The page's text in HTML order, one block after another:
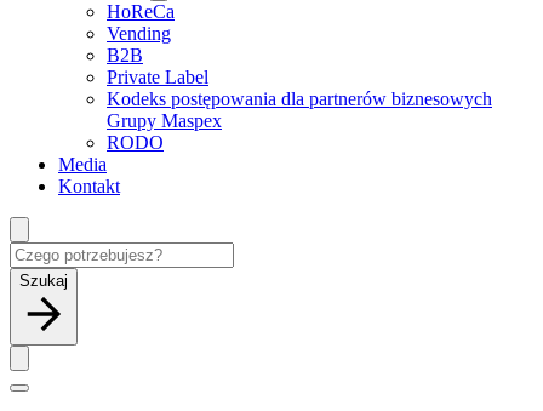
HoReCa
Vending
B2B
Private Label
Kodeks postępowania dla partnerów biznesowych
Grupy Maspex
RODO
Media
Kontakt
Szukaj